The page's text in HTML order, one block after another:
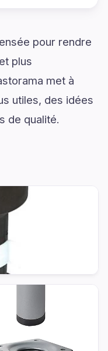
pour rendre
plus
met à
utiles, des idées
de qualité.